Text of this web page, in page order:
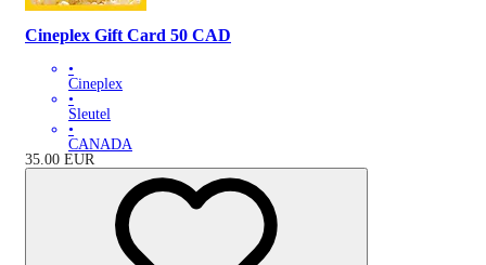
Cineplex Gift Card 50 CAD
•
Cineplex
•
Sleutel
•
CANADA
35.00 EUR